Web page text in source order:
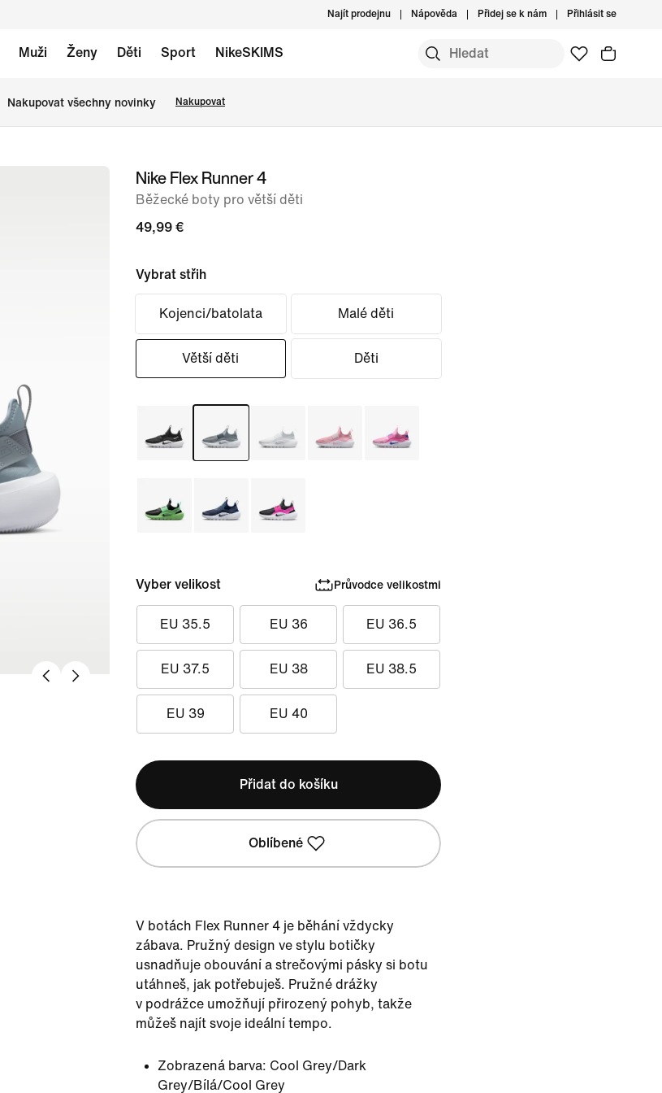
Najít prodejnu Nápověda Přidej se k nám Přihlásit se
Muži Ženy Děti Sport NikeSKIMS
Nakupovat všechny novinky Nakupovat
obrázekNike Flex Runner 4
Běžecké boty pro větší děti
49,99 €
Vybrat střih
Kojenci/batolata Malé děti
Větší děti Děti
Vyber velikost Průvodce velikostmi
EU 35.5 EU 36 EU 36.5
EU 37.5 EU 38 EU 38.5
EU 39 EU 40
Přidat do košíku
Oblíbené
V botách Flex Runner 4 je běhání vždycky
zábava. Pružný design ve stylu botičky
usnadňuje obouvání a strečovými pásky si botu
utáhneš, jak potřebuješ. Pružné drážky
v podrážce umožňují přirozený pohyb, takže
můžeš najít svoje ideální tempo.
Zobrazená barva: Cool Grey/Dark
Grey/Bílá/Cool Grey